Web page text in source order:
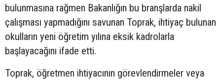
bulunmasına rağmen Bakanlığın bu branşlarda nakil
çalışması yapmadığını savunan Toprak, ihtiyaç bulunan
okulların yeni öğretim yılına eksik kadrolarla
başlayacağını ifade etti.
Toprak, öğretmen ihtiyacının görevlendirmeler veya